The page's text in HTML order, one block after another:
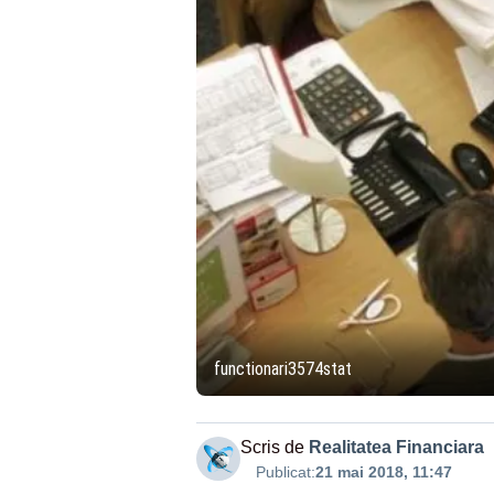
functionari3574stat
Scris de Realitatea Financiara
Publicat:21 mai 2018, 11:47